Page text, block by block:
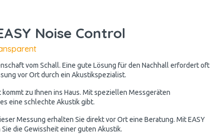
Noise Control
vom Schall. Eine gute Lösung für den Nachhall erfordert oft
vor Ort durch ein Akustikspezialist.
zu Ihnen ins Haus. Mit speziellen Messgeräten
eine schlechte Akustik gibt.
Messung erhalten Sie direkt vor Ort eine Beratung. Mit EASY
die Gewissheit einer guten Akustik.